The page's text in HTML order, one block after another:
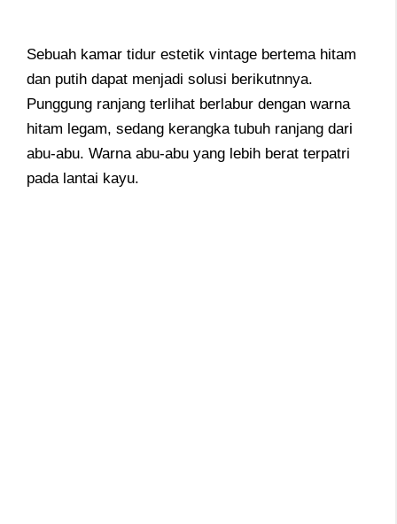
Sebuah kamar tidur estetik vintage bertema hitam
dan putih dapat menjadi solusi berikutnnya.
Punggung ranjang terlihat berlabur dengan warna
hitam legam, sedang kerangka tubuh ranjang dari
abu-abu. Warna abu-abu yang lebih berat terpatri
pada lantai kayu.